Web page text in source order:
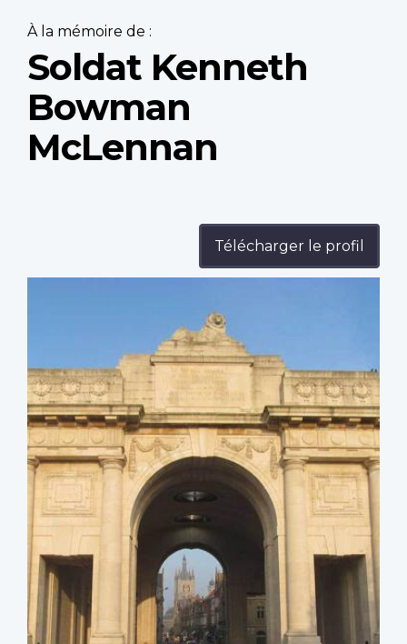
À la mémoire de :
Soldat Kenneth
Bowman
McLennan
Télécharger le profil